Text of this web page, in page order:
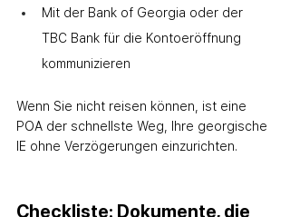
Mit der Bank of Georgia oder der
TBC Bank für die Kontoeröffnung
kommunizieren
Wenn Sie nicht reisen können, ist eine
POA der schnellste Weg, Ihre georgische
IE ohne Verzögerungen einzurichten.
Checkliste: Dokumente, die